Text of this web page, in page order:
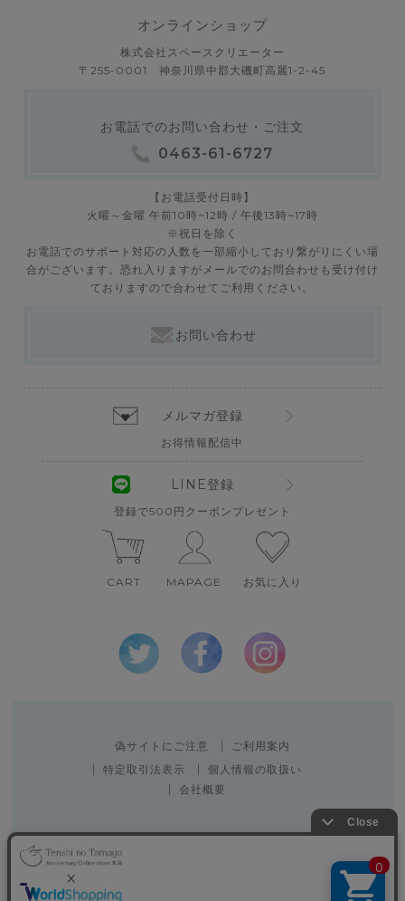
オンラインショップ
株式会社スペースクリエーター
〒255-0001 神奈川県中郡大磯町高麗1-2-45
お電話でのお問い合わせ・ご注文
0463-61-6727
【お電話受付日時】
火曜～金曜 午前10時~12時 / 午後13時~17時
※祝日を除く
お電話でのサポート対応の人数を一部縮小しており繋がりにくい場
合がございます。恐れ入りますがメールでのお問合わせも受け付け
ておりますので合わせてご利用ください。
お問い合わせ
メルマガ登録
お得情報配信中
LINE登録
登録で500円クーポンプレゼント
CART MAPAGE お気に入り
偽サイトにご注意
ご利用案内
特定取引法表示
個人情報の取扱い
会社概要
Copyright 2010 SPACE CREATOR CO.,LTD.